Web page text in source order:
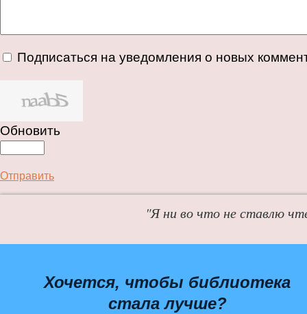
Подписаться на уведомления о новых
Обновить
Отправить
"Я ни во что не ставлю
Хочется, чтобы библиотека
стала лучше?